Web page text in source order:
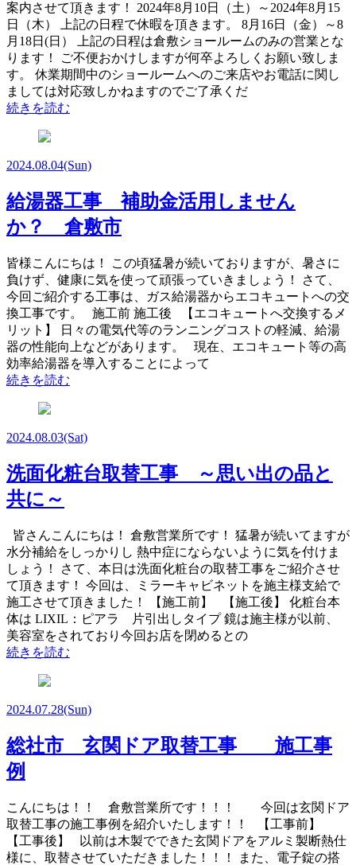
案内させて頂きます！ 2024年8月10日（土）～2024年8月15
日（木） 上記の日程で休暇を頂きます。 8月16日（金）～8
月18日(日） 上記の日程は倉敷ショールームのみの営業とな
ります！ ご不便おかけしますが何卒よろしくお願い致しま
す。 休業期間中のショールームへのご来店やお電話に関し
ましては対応致しかねますのでご了承くだ
続きを読む
2024.08.04(Sun)
給湯器工事 補助金活用しません
か？ 倉敷市
皆様こんにちは！ この頃猛暑が続いておりますが、暑さに
負けず、健康に気を使って頑張っていきましょう！ さて、
今回ご紹介する工事は、ガス給湯器からエコキュートへの交
換工事です。 施工前 施工後 【エコキュートへ交換するメ
リット】 日々の電気代等のランニングコストの軽減、給湯
器の性能向上などがあります。 現在、エコキュート等の高
効率給湯器を導入することによって
続きを読む
2024.08.03(Sat)
洗面化粧台取替工事 ～思い出の品と
共に～
皆さんこんにちは！ 倉敷営業所です！ 猛暑が続いてますが
水分補給をしっかりし 熱中症にならないように気を付けま
しょう！ さて、本日は洗面化粧台の取替工事をご紹介させ
て頂きます！ 今回は、ミラーキャビネットを施主様支給で
施工させて頂きました！ 【施工前】 【施工後】 化粧台本
体は LIXIL：ピアラ 片引出しタイプ 鏡は施主様が以前、
美容室をされており今回お店を閉めるとの
続きを読む
2024.07.28(Sun)
総社市 玄関ドア取替工事 施工事
例
こんにちは！！ 倉敷営業所です！！！ 今回は玄関ドア
取替工事の施工事例を紹介いたします！！ 【工事前】
【工事後】 以前は木製でできた玄関ドアをアルミ製断熱仕
様に、取替させていただきました！！！ また、電子錠の搭